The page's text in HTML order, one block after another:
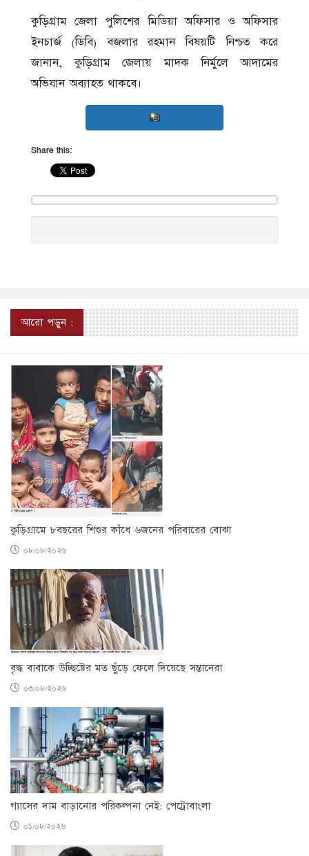
কুড়িগ্রাম জেলা পুলিশের মিডিয়া অফিসার ও অফিসার
ইনচার্জ (ডিবি) বজলার রহমান বিষয়টি নিশ্চত করে
জানান, কুড়িগ্রাম জেলায় মাদক নির্মুলে আদামের
অভিযান অব্যাহত থাকবে।
Share this:
আরো পড়ুন :
কুড়িগ্রামে ৮বছরের শিশুর কাঁধে ৬জনের পরিবারের বোঝা
০৮/০৮/২০২৬
বৃদ্ধ বাবাকে উচ্ছিষ্টের মত ছুঁড়ে ফেলে দিয়েছে সন্তানেরা
০৩/০৮/২০২৬
গ্যাসের দাম বাড়ানোর পরিকল্পনা নেই: পেট্রোবাংলা
০১/০৮/২০২৬